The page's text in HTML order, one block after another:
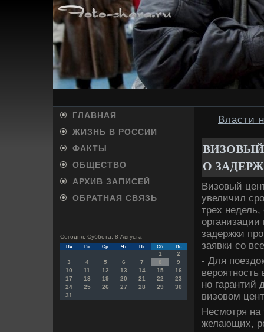
ГЛАВНАЯ
ЖИЗНЬ В РОССИИ
ФАКТЫ
ОБЩЕСТВО
АРХИВ ЗАПИСЕЙ
ОБРАТНАЯ СВЯЗЬ
Сегодня: Суббота, 8 Августа
Пн Вт Ср Чт Пт Сб Вс
1
2
3
4 5 6 7 8
9
10
11 12 13 14 15
16
17
18 19 20 21 22
23
24
25 26 27 28 29
30
31
Власти
О
Визовый
увеличил
трех
задержки
заявки со
- Для
но гарантий
визовοм
Несмотря на
желающих,